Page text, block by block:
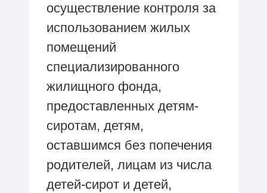
осуществление контроля за
использованием жилых
помещений
специализированного
жилищного фонда,
предоставленных детям-
сиротам, детям,
оставшимся без попечения
родителей, лицам из числа
детей-сирот и детей,